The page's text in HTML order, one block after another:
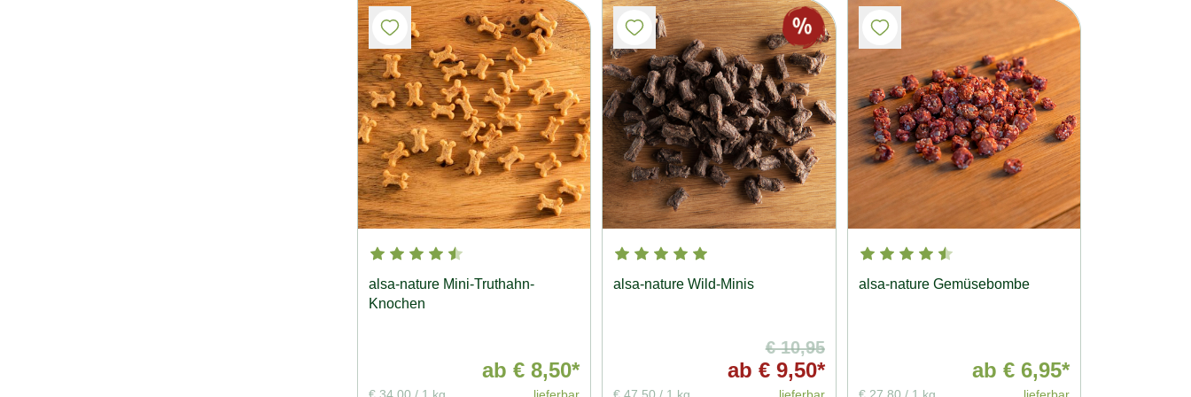
alsa-nature Mini-Truthahn-
Knochen
ab € 8,50*
€ 34,00 / 1 kg lieferbar
alsa-nature Wild-Minis
€ 10,95
ab € 9,50*
€ 47,50 / 1 kg lieferbar
alsa-nature Gemüsebombe
ab € 6,95*
€ 27,80 / 1 kg lieferbar